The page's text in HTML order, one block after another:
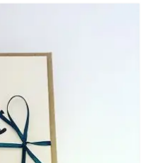
Контакти